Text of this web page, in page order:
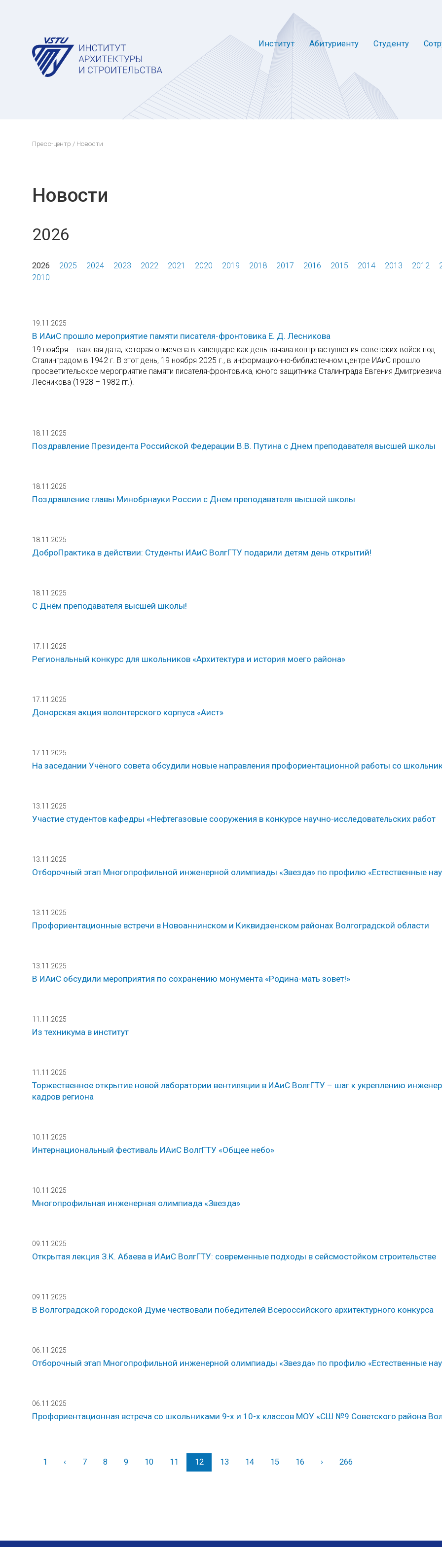
Институт Абитуриенту Студенту
Пресс-центр / Новости
Новости
2026
2026 2025 2024 2023 2022 2021 2020 2019 2018 2017 2016 2015 2014 2013 2012
2010
19.11.2025
В ИАиС прошло мероприятие памяти писателя-фронтовика Е. Д. Лесникова
19 ноября – важная дата, которая отмечена в календаре как день начала контрнаступления советских войск под
Сталинградом в 1942 г. В этот день, 19 ноября 2025 г., в информационно-библиотечном центре ИАиС прошло
просветительское мероприятие памяти писателя-фронтовика, юного защитника Сталинграда Евгения Дмитриевича
Лесникова (1928 – 1982 гг.).
18.11.2025
Поздравление Президента Российской Федерации В.В. Путина с Днем преподавателя высшей школы
18.11.2025
Поздравление главы Минобрнауки России с Днем преподавателя высшей школы
18.11.2025
ДоброПрактика в действии: Студенты ИАиС ВолгГТУ подарили детям день открытий!
18.11.2025
С Днём преподавателя высшей школы!
17.11.2025
Региональный конкурс для школьников «Архитектура и история моего района»
17.11.2025
Донорская акция волонтерского корпуса «Аист»
17.11.2025
На заседании Учёного совета обсудили новые направления профориентационной работы со
13.11.2025
Участие студентов кафедры «Нефтегазовые сооружения в конкурсе научно-исследовательских работ
13.11.2025
Отборочный этап Многопрофильной инженерной олимпиады «Звезда» по профилю «Естественные
13.11.2025
Профориентационные встречи в Новоаннинском и Киквидзенском районах Волгоградской области
13.11.2025
В ИАиС обсудили мероприятия по сохранению монумента «Родина-мать зовет!»
11.11.2025
Из техникума в институт
11.11.2025
Торжественное открытие новой лаборатории вентиляции в ИАиС ВолгГТУ – шаг к укреплению
кадров региона
10.11.2025
Интернациональный фестиваль ИАиС ВолгГТУ «Общее небо»
10.11.2025
Многопрофильная инженерная олимпиада «Звезда»
09.11.2025
Открытая лекция З.К. Абаева в ИАиС ВолгГТУ: современные подходы в сейсмостойком строительстве
09.11.2025
В Волгоградской городской Думе чествовали победителей Всероссийского архитектурного конкурса
06.11.2025
Отборочный этап Многопрофильной инженерной олимпиады «Звезда» по профилю «Естественные
06.11.2025
Профориентационная встреча со школьниками 9-х и 10-х классов МОУ «СШ №9 Советского района
1 ‹Назад
7 8 9 10 11 12 13 14 15 16 ›Вперед
266